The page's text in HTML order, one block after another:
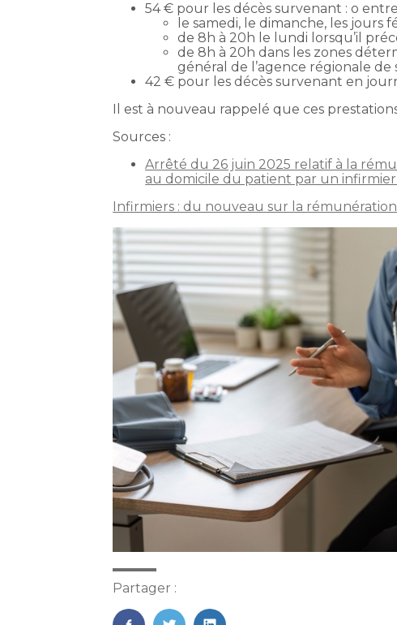
54 € pour les décès survenant : o
le samedi, le dimanche, les jours
de 8h à 20h le lundi lorsqu’il
de 8h à 20h dans les zones
général de l’agence régionale de
42 € pour les décès survenant en
Il est à nouveau rappelé que ces
Sources :
Arrêté du 26 juin 2025 relatif à la
au domicile du patient par un infirmier
Infirmiers : du nouveau sur la rémunération
Partager :